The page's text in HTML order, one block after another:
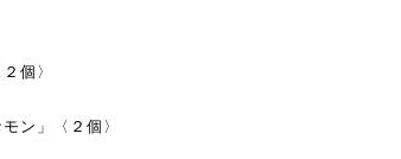
個〉
ン」〈２個〉